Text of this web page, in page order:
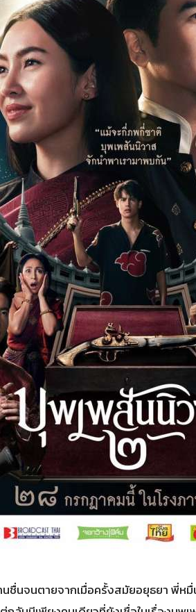
ชื่นจนตายจากเมื่อครั้งสมัยอยุธยา พี่หมื่